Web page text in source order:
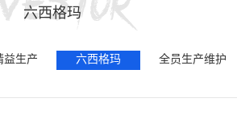
六西格玛
益生产 六西格玛 全员生产维护